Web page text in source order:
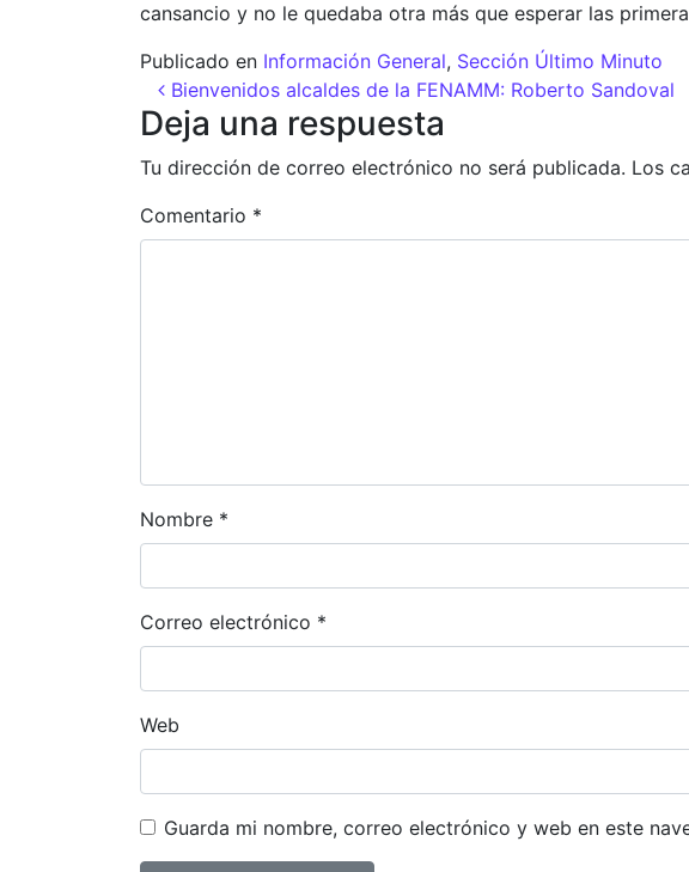
cansancio y no le quedaba otra más que esperar las
Publicado en Información General, Sección Último Minuto
Navegación de entradas
Bienvenidos alcaldes de la FENAMM: Roberto Sandoval
Deja una respuesta
Tu dirección de correo electrónico no será publicada. Los
Comentario *
Nombre *
Correo electrónico *
Web
Guarda mi nombre, correo electrónico y web en este